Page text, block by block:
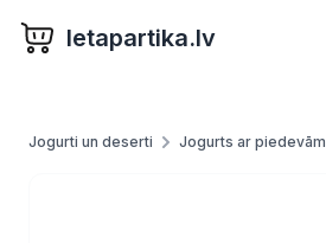
letapartika.lv
Jogurti un deserti Jogurts ar piedevām